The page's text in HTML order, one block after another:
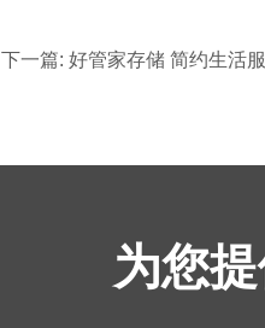
下一篇: 好管家存储 简约生活
为您